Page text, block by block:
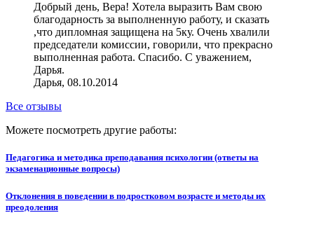
Добрый день, Вера! Хотела выразить Вам свою
благодарность за выполненную работу, и сказать
,что дипломная защищена на 5ку. Очень хвалили
председатели комиссии, говорили, что прекрасно
выполненная работа. Спасибо. С уважением,
Дарья.
Дарья, 08.10.2014
Все отзывы
Можете посмотреть другие работы:
Педагогика и методика преподавания психологии (ответы на
экзаменационные вопросы)
Отклонения в поведении в подростковом возрасте и методы их
преодоления